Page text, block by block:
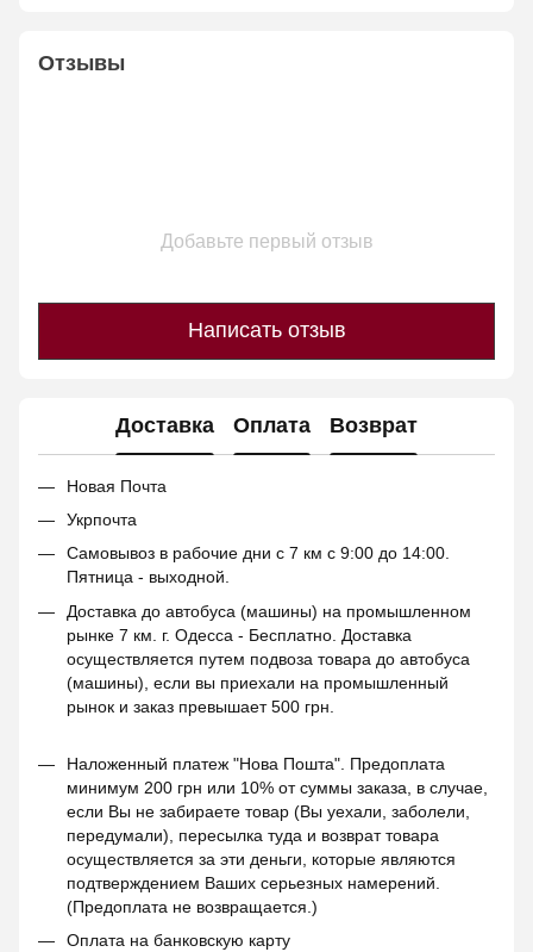
Отзывы
Добавьте первый отзыв
Написать отзыв
Доставка Оплата Возврат
Новая Почта
Укрпочта
Самовывоз в рабочие дни с 7 км с 9:00 до 14:00.
Пятница - выходной.
Доставка до автобуса (машины) на промышленном
рынке 7 км. г. Одесса - Бесплатно. Доставка
осуществляется путем подвоза товара до автобуса
(машины), если вы приехали на промышленный
рынок и заказ превышает 500 грн.
Наложенный платеж "Нова Пошта". Предоплата
минимум 200 грн или 10% от суммы заказа, в случае,
если Вы не забираете товар (Вы уехали, заболели,
передумали), пересылка туда и возврат товара
осуществляется за эти деньги, которые являются
подтверждением Ваших серьезных намерений.
(Предоплата не возвращается.)
Оплата на банковскую карту